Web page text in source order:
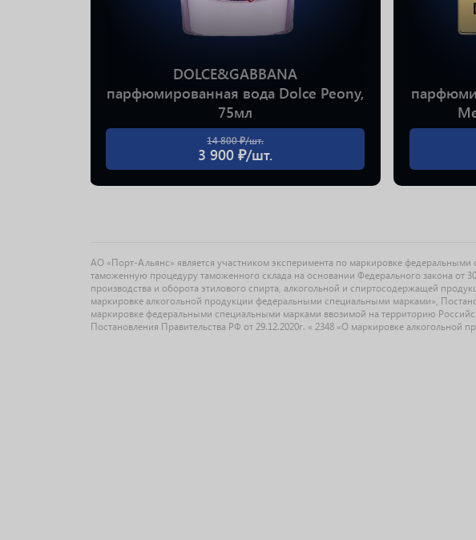
DOLCE&GABBANA
парфюмированная вода Dolce Peony,
75мл
14 800 ₽/шт.
3 900 ₽/шт.
АО «Порт-Альянс» является участником эксперимента по маркировке
таможенную процедуру таможенного склада на основании Федерального закона от
производства и оборота этилового спирта, алкогольной и спиртосодержащей
маркировке алкогольной продукции федеральными специальными марками»,
маркировке федеральными специальными марками ввозимой на территорию
Постановления Правительства РФ от 29.12.2020г. « 2348 «О маркировке